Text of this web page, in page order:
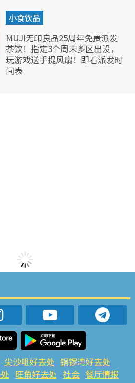
小食饮品
MUJI无印良品25周年免费派发
茶饮！指定3个周末多区出没，
玩游戏送手提风扇！即看派发时
间表
尖沙咀好去处 铜锣湾好去处
旺角好去处 社会 餐厅情报